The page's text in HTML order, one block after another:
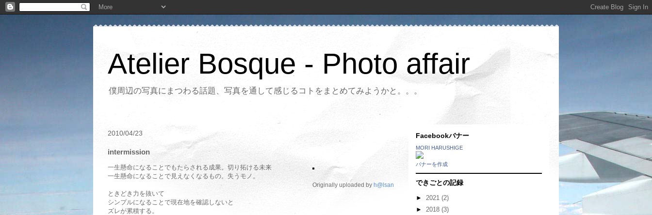
Atelier Bosque - Photo affair
僕周辺の写真にまつわる話題、写真を通して感じるコトをまとめてみようかと。。。
2010/04/23
intermission
Originally uploaded by h@lsan
一生懸命になることでもたらされる成果。切り拓ける未来
一生懸命になることで見えなくなるもの。失うモノ。
ときどき力を抜いて
シンプルになることで現在地を確認しないと
ズレが累積する。
Facebookバナー
MORI HARUSHIGE
バナーを作成
できごとの記録
► 2021 (2)
► 2018 (3)